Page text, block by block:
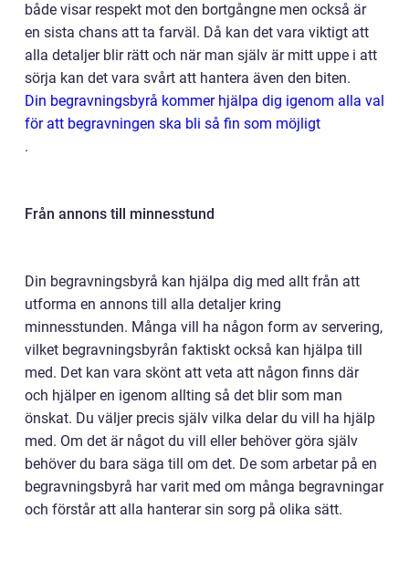
både visar respekt mot den bortgångne men också är
en sista chans att ta farväl. Då kan det vara viktigt att
alla detaljer blir rätt och när man själv är mitt uppe i att
sörja kan det vara svårt att hantera även den biten.
Din begravningsbyrå kommer hjälpa dig igenom alla val
för att begravningen ska bli så fin som möjligt
.
Från annons till minnesstund
Din begravningsbyrå kan hjälpa dig med allt från att
utforma en annons till alla detaljer kring
minnesstunden. Många vill ha någon form av servering,
vilket begravningsbyrån faktiskt också kan hjälpa till
med. Det kan vara skönt att veta att någon finns där
och hjälper en igenom allting så det blir som man
önskat. Du väljer precis själv vilka delar du vill ha hjälp
med. Om det är något du vill eller behöver göra själv
behöver du bara säga till om det. De som arbetar på en
begravningsbyrå har varit med om många begravningar
och förstår att alla hanterar sin sorg på olika sätt.